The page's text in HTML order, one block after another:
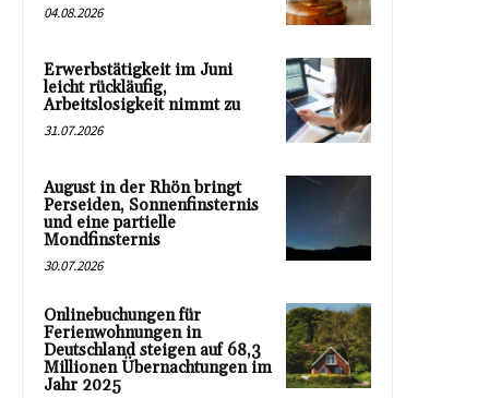
04.08.2026
Erwerbstätigkeit im Juni
leicht rückläufig,
Arbeitslosigkeit nimmt zu
31.07.2026
August in der Rhön bringt
Perseiden, Sonnenfinsternis
und eine partielle
Mondfinsternis
30.07.2026
Onlinebuchungen für
Ferienwohnungen in
Deutschland steigen auf 68,3
Millionen Übernachtungen im
Jahr 2025